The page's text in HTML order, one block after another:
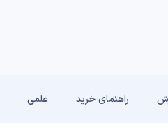
راهنمای خرید علمی